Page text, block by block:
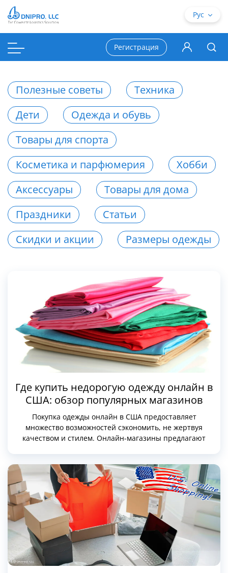
Полезные советы
Техника
Дети
Одежда и обувь
Товары для спорта
Косметика и парфюмерия
Хобби
Аксессуары
Товары для дома
Праздники
Статьи
Скидки и акции
Размеры одежды
Где купить недорогую одежду онлайн в
США: обзор популярных магазинов
Покупка одежды онлайн в США предоставляет
множество возможностей сэкономить, не жертвуя
качеством и стилем. Онлайн-магазины предлагают
Рус
Регистрация